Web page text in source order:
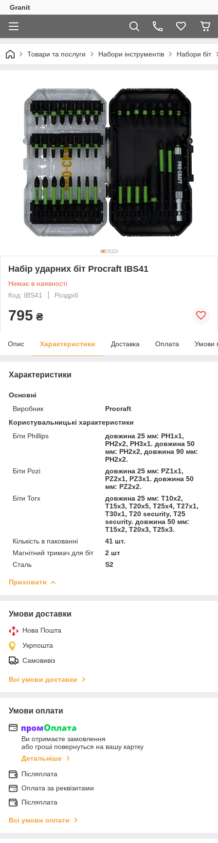
Granit
Товари та послуги Набори інструментів Набори біт
Набір ударних біт Procraft IBS41
Немає в наявності
Код: IBS41
Роздріб
795 ₴
Опис Характеристики Доставка Оплата Умови
Характеристики
Основні
Виробник
Procraft
Користувальницькі характеристики
Біти Phillips
довжина 25 мм: PH1x1,
PH2x2, PH3x1. довжина 50
мм: PH2x2, довжина 90 мм:
PH2x2.
Біти Pozi
довжина 25 мм: PZ1x1,
PZ2x1, PZ3x1. довжина 50
мм: PZ2x2.
Біти Torx
довжина 25 мм: T10x2,
T15x3, T20x5, T25x4, T27x1,
T30x1, T20 security, T25
security. довжина 50 мм:
T15x2, T20x3, T25x3.
Кількість в пакованні
41 шт.
Магнітний тримач для біт
2 шт
Сталь
S2
Приховати
Умови доставки
Нова Пошта
Укрпошта
Самовивіз
Всі умови доставки
Умови оплати
Ви отримаєте замовлення
або гроші повернуться на вашу картку
Детальніше
Післяплата
Оплата за реквізитами
Післяплата
Всі умови оплати